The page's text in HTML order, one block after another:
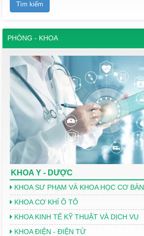
PHÒNG - KHOA
KHOA Y - DƯỢC
KHOA SƯ PHẠM VÀ KHOA HỌC CƠ BẢN
KHOA CƠ KHÍ Ô TÔ
KHOA KINH TẾ KỸ THUẬT VÀ DỊCH VỤ
KHOA ĐIỆN - ĐIỆN TỬ